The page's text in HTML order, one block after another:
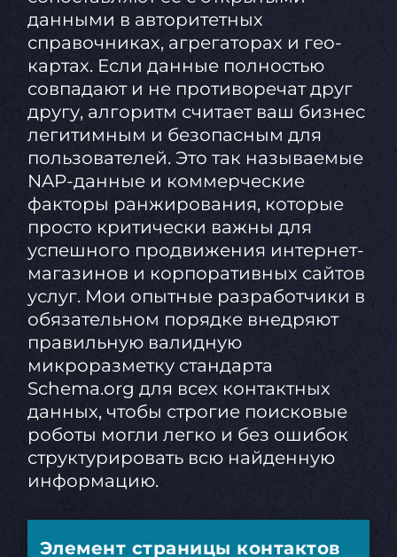
данными в авторитетных
справочниках, агрегаторах и гео-
картах. Если данные полностью
совпадают и не противоречат друг
другу, алгоритм считает ваш бизнес
легитимным и безопасным для
пользователей. Это так называемые
NAP-данные и коммерческие
факторы ранжирования, которые
просто критически важны для
успешного продвижения интернет-
магазинов и корпоративных сайтов
услуг. Мои опытные разработчики в
обязательном порядке внедряют
правильную валидную
микроразметку стандарта
Schema.org для всех контактных
данных, чтобы строгие поисковые
роботы могли легко и без ошибок
структурировать всю найденную
информацию.
Элемент страницы контактов